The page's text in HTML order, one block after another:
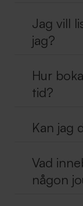
Jag vill
jag?
Hur
tid?
Kan jag
Vad
någon